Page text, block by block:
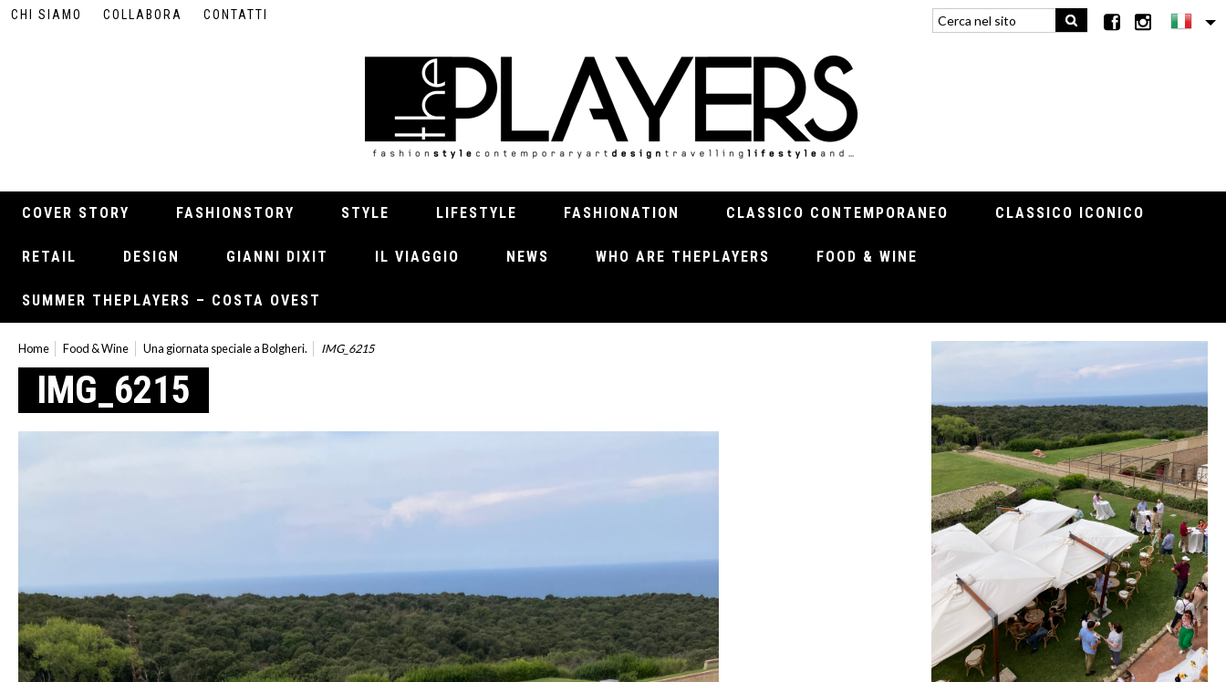
CHI SIAMO COLLABORA CONTATTI
COVER STORY FASHIONSTORY STYLE LIFESTYLE FASHIONATION CLASSICO CONTEMPORANEO CLASSICO ICONICO
RETAIL DESIGN GIANNI DIXIT IL VIAGGIO NEWS WHO ARE THEPLAYERS FOOD & WINE
SUMMER THEPLAYERS – COSTA OVEST
Home Food & Wine Una giornata speciale a Bolgheri. IMG_6215
IMG_6215